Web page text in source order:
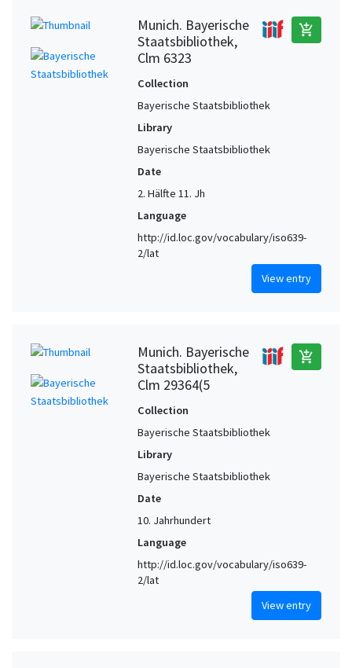
Munich. Bayerische
Staatsbibliothek,
Clm 6323
add_shopping_cart
Collection
Bayerische Staatsbibliothek
Library
Bayerische Staatsbibliothek
Date
2. Hälfte 11. Jh
Language
http://id.loc.gov/vocabulary/iso639-
2/lat
View entry
Munich. Bayerische
Staatsbibliothek,
Clm 29364(5
add_shopping_cart
Collection
Bayerische Staatsbibliothek
Library
Bayerische Staatsbibliothek
Date
10. Jahrhundert
Language
http://id.loc.gov/vocabulary/iso639-
2/lat
View entry